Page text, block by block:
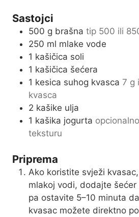
e
Sastojci
500 g brašna tip 500 ili
250 ml mlake vode
1 kašičica soli
1 kašičica šećera
1 kesica suhog kvasca 7 g
kvasca
2 kašike ulja
1 kašika jogurta
teksturu
Priprema
Ako koristite svježi
mlakoj vodi, dodajte
pa ostavite 5–10 minuta
kvasac možete direktno